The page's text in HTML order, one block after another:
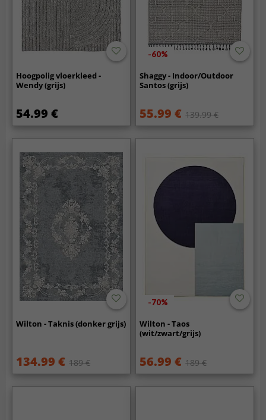
Hoogpolig vloerkleed -
Wendy (grijs)
54.99 €
-60%
Shaggy - Indoor/Outdoor
Santos (grijs)
55.99 € 139.99 €
Wilton - Taknis (donker grijs)
134.99 € 189 €
-70%
Wilton - Taos
(wit/zwart/grijs)
56.99 € 189 €